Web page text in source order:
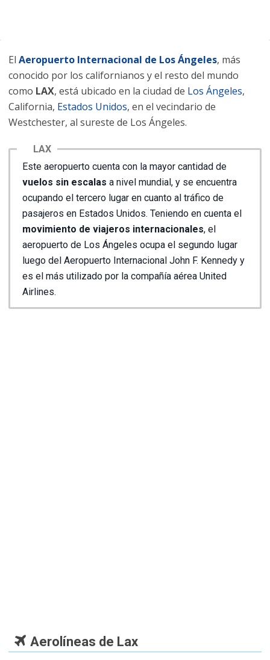
El Aeropuerto Internacional de Los Ángeles, más
conocido por los californianos y el resto del mundo
como LAX, está ubicado en la ciudad de Los Ángeles,
California, Estados Unidos, en el vecindario de
Westchester, al sureste de Los Ángeles.
LAX
Este aeropuerto cuenta con la mayor cantidad de
vuelos sin escalas a nivel mundial, y se encuentra
ocupando el tercero lugar en cuanto al tráfico de
pasajeros en Estados Unidos. Teniendo en cuenta el
movimiento de viajeros internacionales, el
aeropuerto de Los Ángeles ocupa el segundo lugar
luego del Aeropuerto Internacional John F. Kennedy y
es el más utilizado por la compañía aérea United
Airlines.
Aerolíneas de Lax